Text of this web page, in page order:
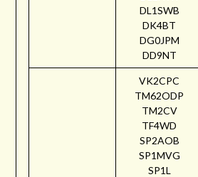
DL1SWB
DK4BT
DG0JPM
DD9NT
VK2CPC
TM62ODP
TM2CV
TF4WD
SP2AOB
SP1MVG
SP1L